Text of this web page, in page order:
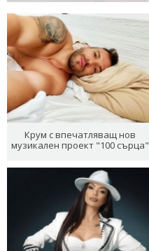
Крум с впечатляващ нов
музикален проект "100 сърца"